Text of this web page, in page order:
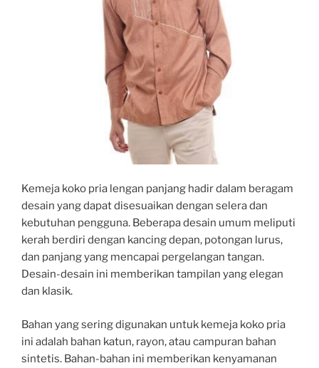
Kemeja koko pria lengan panjang hadir dalam beragam
desain yang dapat disesuaikan dengan selera dan
kebutuhan pengguna. Beberapa desain umum meliputi
kerah berdiri dengan kancing depan, potongan lurus,
dan panjang yang mencapai pergelangan tangan.
Desain-desain ini memberikan tampilan yang elegan
dan klasik.
Bahan yang sering digunakan untuk kemeja koko pria
ini adalah bahan katun, rayon, atau campuran bahan
sintetis. Bahan-bahan ini memberikan kenyamanan